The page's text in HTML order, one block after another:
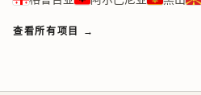
查看所有项目 →